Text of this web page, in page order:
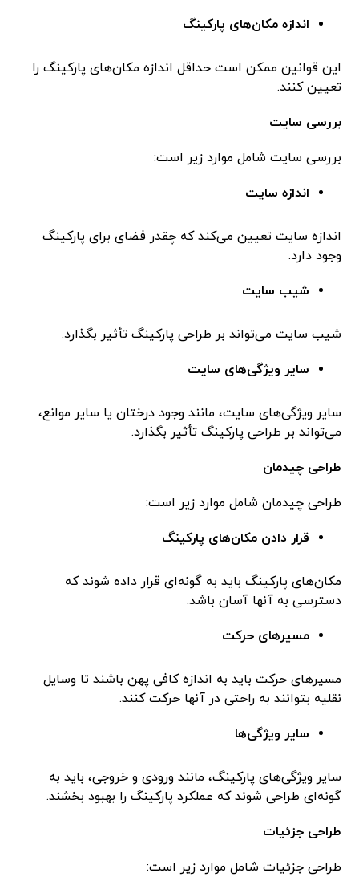
اندازه مکان‌های پارکینگ
این قوانین ممکن است حداقل اندازه مکان‌های پارکینگ را
تعیین کنند.
بررسی سایت
بررسی سایت شامل موارد زیر است:
اندازه سایت
اندازه سایت تعیین می‌کند که چقدر فضای برای پارکینگ
وجود دارد.
شیب سایت
شیب سایت می‌تواند بر طراحی پارکینگ تأثیر بگذارد.
سایر ویژگی‌های سایت
سایر ویژگی‌های سایت، مانند وجود درختان یا سایر موانع،
می‌تواند بر طراحی پارکینگ تأثیر بگذارد.
طراحی چیدمان
طراحی چیدمان شامل موارد زیر است:
قرار دادن مکان‌های پارکینگ
مکان‌های پارکینگ باید به گونه‌ای قرار داده شوند که
دسترسی به آنها آسان باشد.
مسیرهای حرکت
مسیرهای حرکت باید به اندازه کافی پهن باشند تا وسایل
نقلیه بتوانند به راحتی در آنها حرکت کنند.
سایر ویژگی‌ها
سایر ویژگی‌های پارکینگ، مانند ورودی و خروجی، باید به
گونه‌ای طراحی شوند که عملکرد پارکینگ را بهبود بخشند.
طراحی جزئیات
طراحی جزئیات شامل موارد زیر است: